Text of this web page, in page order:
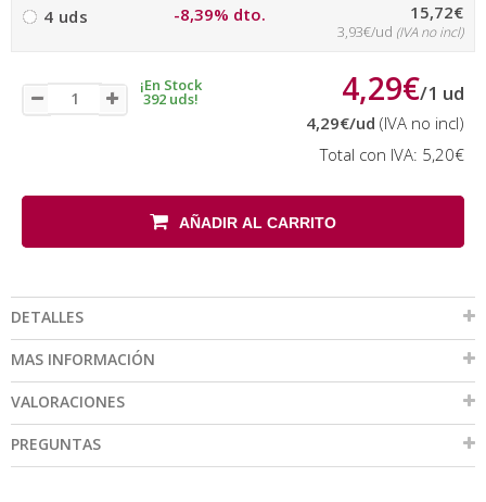
4 uds -8,39% dto. 15,72€
3,93€/ud (IVA no incl)
¡En Stock
392 uds! 4,29€/1 ud
4,29€/ud (IVA no incl)
Total con IVA: 5,20€
AÑADIR AL CARRITO
DETALLES
MAS INFORMACIÓN
VALORACIONES
PREGUNTAS